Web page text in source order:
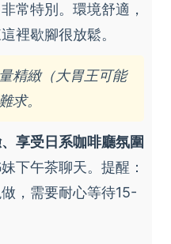
常特別。環境舒適，
裡歇腳很放鬆。
精緻（大胃王可能
求。
享受日系咖啡廳氛圍
下午茶聊天。提醒：
，需要耐心等待15-